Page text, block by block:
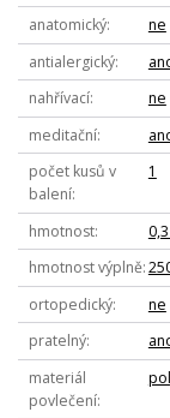
anatomický
ne
antialergický
nahřívací
ne
meditační
počet kusů v
balení
1
hmotnost
hmotnost výplně
ortopedický
ne
pratelný
materiál
povlečení